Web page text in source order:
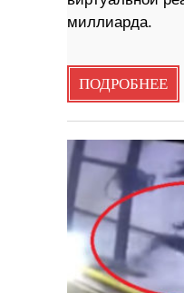
миллиарда.
ПОДРОБНЕЕ